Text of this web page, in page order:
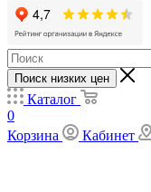
Поиск низких цен
Каталог
0
Корзина
Кабинет